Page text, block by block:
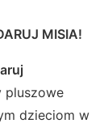
MISIA!
pluszowe
dzieciom w